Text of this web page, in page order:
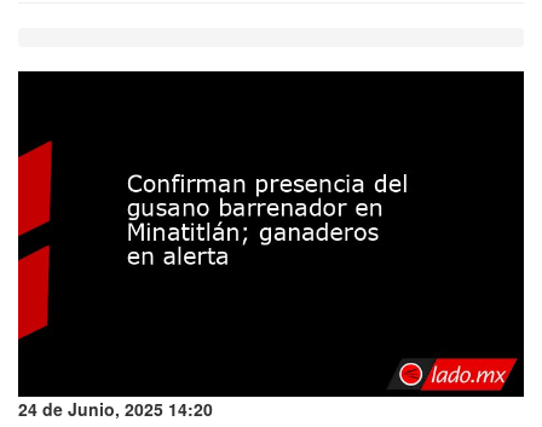
24 de Junio, 2025 14:20